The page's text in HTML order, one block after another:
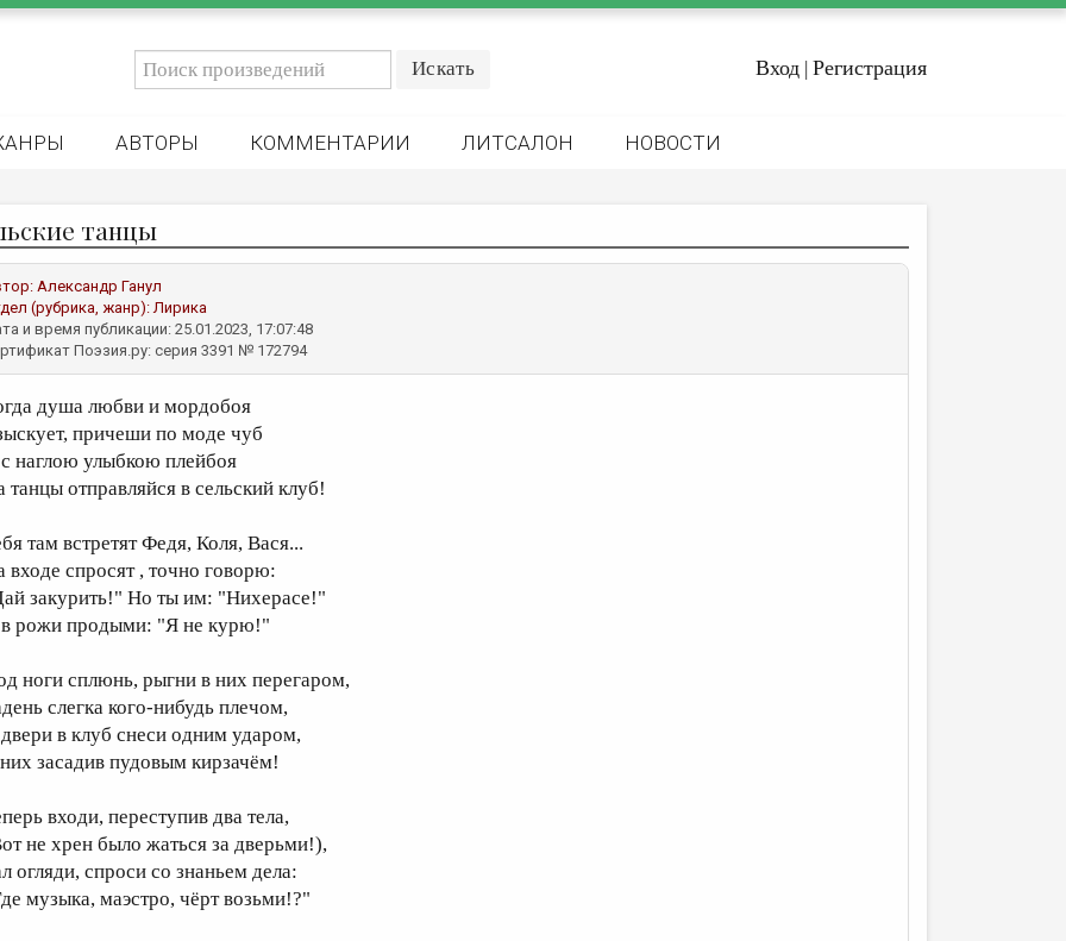
Вход | Регистрация
АВТОРЫ КОММЕНТАРИИ ЛИТСАЛОН НОВОСТИ
танцы
Александр Ганул
(рубрика, жанр):Лирика
и время публикации: 25.01.2023, 17:07:48
Поэзия.ру: серия 3391 № 172794
душа любви и мордобоя
причеши по моде чуб
наглою улыбкою плейбоя
танцы отправляйся в сельский клуб!
там встретят Федя, Коля, Вася...
входе спросят , точно говорю:
закурить!" Но ты им: "Нихерасе!"
рожи продыми: "Я не курю!"
ноги сплюнь, рыгни в них перегаром,
слегка кого-нибудь плечом,
в клуб снеси одним ударом,
засадив пудовым кирзачём!
входи, переступив два тела,
не хрен было жаться за дверьми!),
огляди, спроси со знаньем дела:
музыка, маэстро, чёрт возьми!?"